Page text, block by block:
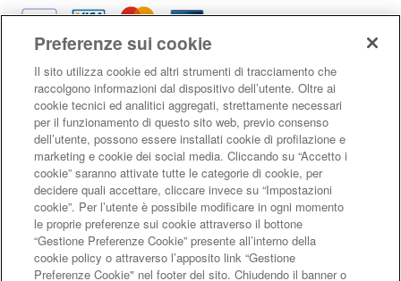
Garanzia:
Condizioni generali di vendita |Condizioni d’uso del sito|Informativa sulla
risoluzione alternativa controversie consumatori - ADR/ODR
Informativa
sulla privacy |Informativa sulla garanzia legale di conformità|Informativa
sul diritto di recesso| Informativa sul RAEE|Informativa sui cookie
di Autoregolamentazione Netcomm |Netcomm Spazio Consumatori
LaFeltrinelli Internet Bookshop S.r.l. - Sede legale e amministrativa Via
Preferenze sui cookie
Il sito utilizza cookie ed altri strumenti di tracciamento che
raccolgono informazioni dal dispositivo dell’utente. Oltre ai
cookie tecnici ed analitici aggregati, strettamente necessari
per il funzionamento di questo sito web, previo consenso
dell’utente, possono essere installati cookie di profilazione e
marketing e cookie dei social media. Cliccando su “Accetto i
cookie” saranno attivate tutte le categorie di cookie, per
decidere quali accettare, cliccare invece su “Impostazioni
cookie”. Per l’utente è possibile modificare in ogni momento
le proprie preferenze sui cookie attraverso il bottone
“Gestione Preferenze Cookie” presente all’interno della
cookie policy o attraverso l’apposito link “Gestione
Preferenze Cookie" nel footer del sito. Chiudendo il banner o